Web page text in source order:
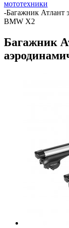
мототехники
-Багажник Атлант
BMW X2
Багажник